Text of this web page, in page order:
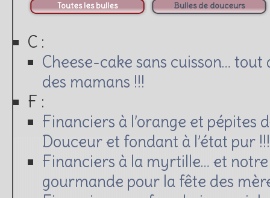
Toutes les bulles Bulles de douceurs
C :
Cheese-cake sans cuisson…
des mamans !!!
F :
Financiers à l’orange et pépites
Douceur et fondant à l’état pur !!!
Financiers à la myrtille… et
gourmande pour la fête des